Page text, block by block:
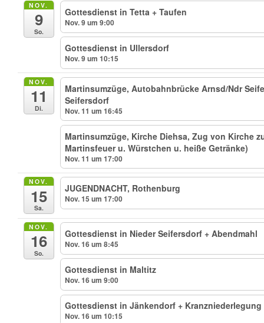
NOV.
9
So.
Gottesdienst in Tetta + Taufen
Nov. 9 um 9:00
Gottesdienst in Ullersdorf
Nov. 9 um 10:15
NOV.
11
Di.
Martinsumzüge, Autobahnbrücke Arnsd/Ndr
Seifersdorf
Nov. 11 um 16:45
Martinsumzüge, Kirche Diehsa, Zug von Kirche
Martinsfeuer u. Würstchen u. heiße Getränke)
Nov. 11 um 17:00
NOV.
15
Sa.
JUGENDNACHT, Rothenburg
Nov. 15 um 17:00
NOV.
16
So.
Gottesdienst in Nieder Seifersdorf + Abendmahl
Nov. 16 um 8:45
Gottesdienst in Maltitz
Nov. 16 um 9:00
Gottesdienst in Jänkendorf + Kranzniederlegung
Nov. 16 um 10:15